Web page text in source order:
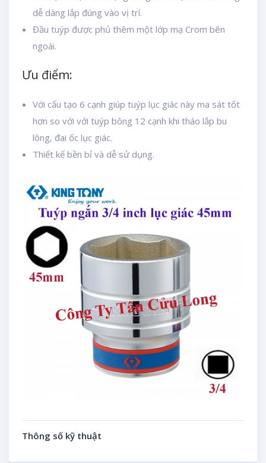
dễ dàng lắp đúng vào vị trí.
Đầu tuýp được phủ thêm một lớp mạ Crom bên
ngoài.
Ưu điểm:
Với cấu tạo 6 cạnh giúp tuýp lục giác này ma sát tốt
hơn so với với tuýp bông 12 cạnh khi tháo lắp bu
lông, đai ốc lục giác.
Thiết kế bền bỉ và dễ sử dụng.
Thông số kỹ thuật